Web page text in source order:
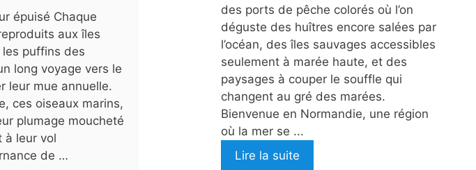
épuisé Chaque
aux îles
les puffins des
long voyage vers le
leur mue annuelle.
ces oiseaux marins,
plumage moucheté
à leur vol
de …
des ports de pêche colorés où l’on
déguste des huîtres encore salées par
l’océan, des îles sauvages accessibles
seulement à marée haute, et des
paysages à couper le souffle qui
changent au gré des marées.
Bienvenue en Normandie, une région
où la mer se ...
Lire la suite